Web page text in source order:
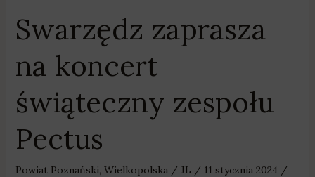
Swarzędz zaprasza
na koncert
świąteczny zespołu
Pectus
Powiat Poznański, Wielkopolska/ JL / 11 stycznia 2024 /